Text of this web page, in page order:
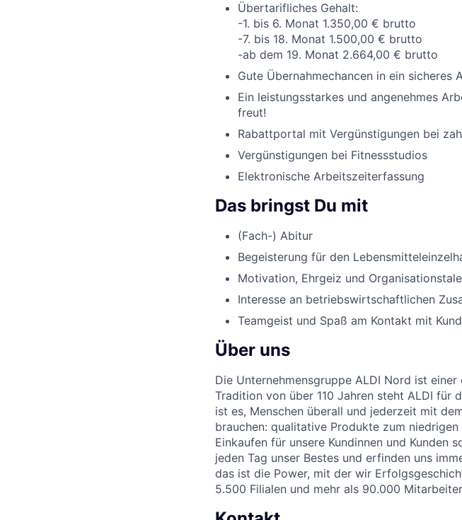
Übertarifliches Gehalt:
-1. bis 6. Monat 1.350,00 € brutto
-7. bis 18. Monat 1.500,00 € brutto
-ab dem 19. Monat 2.664,00 € brutto
Gute Übernahmechancen in ein
Ein leistungsstarkes und angenehmes
freut!
Rabattportal mit Vergünstigungen bei
Vergünstigungen bei Fitnessstudios
Elektronische Arbeitszeiterfassung
Das bringst Du mit
(Fach-) Abitur
Begeisterung für den
Motivation, Ehrgeiz und
Interesse an betriebswirtschaftlichen
Teamgeist und Spaß am Kontakt mit
Über uns
Die Unternehmensgruppe ALDI Nord ist
Tradition von über 110 Jahren steht ALDI für
ist es, Menschen überall und jederzeit mit
brauchen: qualitative Produkte zum
Einkaufen für unsere Kundinnen und Kunden
jeden Tag unser Bestes und erfinden uns
das ist die Power, mit der wir
5.500 Filialen und mehr als 90.000